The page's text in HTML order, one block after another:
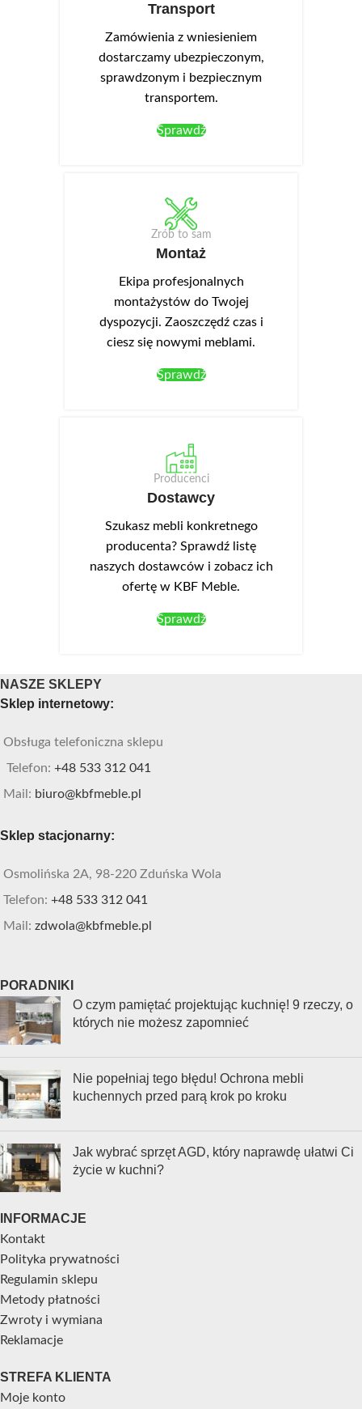
Transport
Zamówienia z wniesieniem
dostarczamy ubezpieczonym,
sprawdzonym i bezpiecznym
transportem.
Sprawdź
Zrób to sam
Montaż
Ekipa profesjonalnych
montażystów do Twojej
dyspozycji. Zaoszczędź czas i
ciesz się nowymi meblami.
Sprawdź
Producenci
Dostawcy
Szukasz mebli konkretnego
producenta? Sprawdź listę
naszych dostawców i zobacz ich
ofertę w KBF Meble.
Sprawdź
NASZE SKLEPY
Sklep internetowy:
Obsługa telefoniczna sklepu
Telefon: +48 533 312 041
Mail: biuro@kbfmeble.pl
Sklep stacjonarny:
Osmolińska 2A, 98-220 Zduńska Wola
Telefon: +48 533 312 041
Mail: zdwola@kbfmeble.pl
PORADNIKI
O czym pamiętać projektując kuchnię! 9 rzeczy, o
których nie możesz zapomnieć
Nie popełniaj tego błędu! Ochrona mebli
kuchennych przed parą krok po kroku
Jak wybrać sprzęt AGD, który naprawdę ułatwi Ci
życie w kuchni?
INFORMACJE
Kontakt
Polityka prywatności
Regulamin sklepu
Metody płatności
Zwroty i wymiana
Reklamacje
STREFA KLIENTA
Moje konto